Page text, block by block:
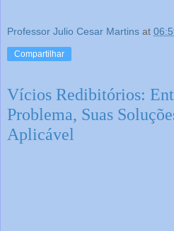
Professor Julio Cesar Martins at
Compartilhar
Vícios Redibitórios:
Problema, Suas
Aplicável